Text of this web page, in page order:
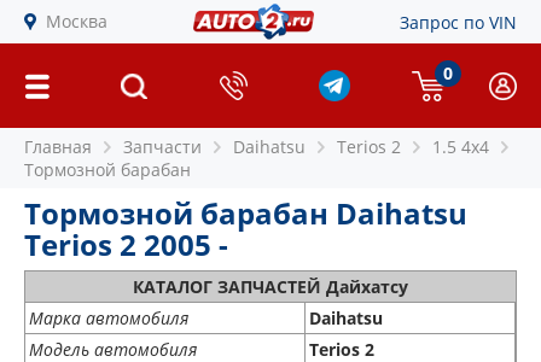
Москва Запрос по VIN
0
Главная Запчасти Daihatsu Terios 2
1.5 4x4
Тормозной барабан
Тормозной барабан Daihatsu
Terios 2 2005 -
КАТАЛОГ ЗАПЧАСТЕЙ Дайхатсу
Марка автомобиля
Daihatsu
Модель автомобиля
Terios 2